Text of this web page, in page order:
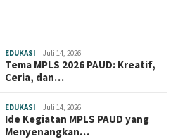
EDUKASI Juli 14, 2026
Tema MPLS 2026 PAUD: Kreatif,
Ceria, dan…
EDUKASI Juli 14, 2026
Ide Kegiatan MPLS PAUD yang
Menyenangkan…